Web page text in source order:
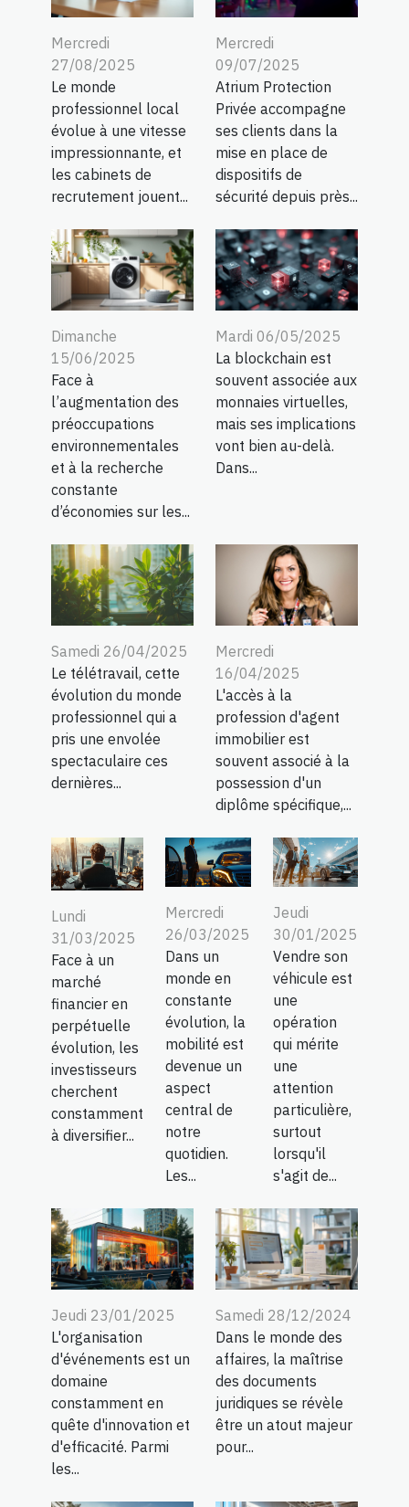
Mercredi
27/08/2025
Le monde
professionnel local
évolue à une vitesse
impressionnante, et
les cabinets de
recrutement jouent...
Mercredi
09/07/2025
Atrium Protection
Privée accompagne
ses clients dans la
mise en place de
dispositifs de
sécurité depuis près...
Dimanche
15/06/2025
Face à
l’augmentation des
préoccupations
environnementales
et à la recherche
constante
d’économies sur les...
Mardi 06/05/2025
La blockchain est
souvent associée aux
monnaies virtuelles,
mais ses implications
vont bien au-delà.
Dans...
Samedi 26/04/2025
Le télétravail, cette
évolution du monde
professionnel qui a
pris une envolée
spectaculaire ces
dernières...
Mercredi
16/04/2025
L'accès à la
profession d'agent
immobilier est
souvent associé à la
possession d'un
diplôme spécifique,...
Lundi
31/03/2025
Face à un
marché
financier en
perpétuelle
évolution, les
investisseurs
cherchent
constamment
à diversifier...
Mercredi
26/03/2025
Dans un
monde en
constante
évolution, la
mobilité est
devenue un
aspect
central de
notre
quotidien.
Les...
Jeudi
30/01/2025
Vendre son
véhicule est
une
opération
qui mérite
une
attention
particulière,
surtout
lorsqu'il
s'agit de...
Jeudi 23/01/2025
L'organisation
d'événements est un
domaine
constamment en
quête d'innovation et
d'efficacité. Parmi
les...
Samedi 28/12/2024
Dans le monde des
affaires, la maîtrise
des documents
juridiques se révèle
être un atout majeur
pour...